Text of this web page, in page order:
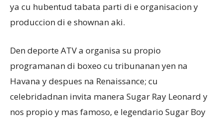
ya cu hubentud tabata parti di e organisacion y
produccion di e shownan aki.
Den deporte ATV a organisa su propio
programanan di boxeo cu tribunanan yen na
Havana y despues na Renaissance; cu
celebridadnan invita manera Sugar Ray Leonard y
nos propio y mas famoso, e legendario Sugar Boy